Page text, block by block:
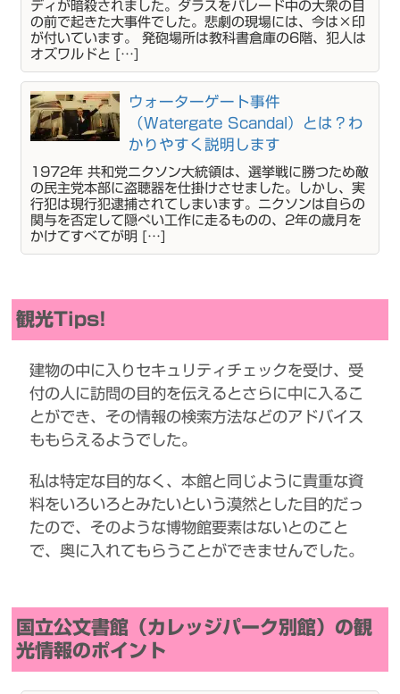
ディが暗殺されました。ダラスをパレード中の大衆の目
の前で起きた大事件でした。悲劇の現場には、今は×印
が付いています。 発砲場所は教科書倉庫の6階、犯人は
オズワルドと […]
ウォーターゲート事件
（Watergate Scandal）とは？わ
かりやすく説明します
1972年 共和党ニクソン大統領は、選挙戦に勝つため敵
の民主党本部に盗聴器を仕掛けさせました。しかし、実
行犯は現行犯逮捕されてしまいます。ニクソンは自らの
関与を否定して隠ぺい工作に走るものの、2年の歳月を
かけてすべてが明 […]
観光Tips!
建物の中に入りセキュリティチェックを受け、受
付の人に訪問の目的を伝えるとさらに中に入るこ
とができ、その情報の検索方法などのアドバイス
ももらえるようでした。
私は特定な目的なく、本館と同じように貴重な資
料をいろいろとみたいという漠然とした目的だっ
たので、そのような博物館要素はないとのこと
で、奥に入れてもらうことができませんでした。
国立公文書館（カレッジパーク別館）の観
光情報のポイント